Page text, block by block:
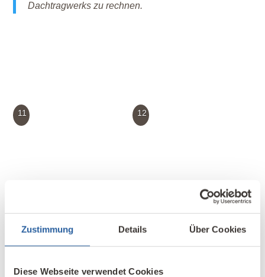
Zustimmung Details Über Cookies
Diese Webseite verwendet Cookies
Dachtragwerks zu rechnen.
11 12